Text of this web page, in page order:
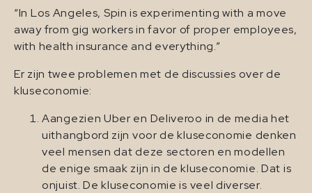
“In Los Angeles, Spin is experimenting with a move
away from gig workers in favor of proper employees,
with health insurance and everything.”
Er zijn twee problemen met de discussies over de
kluseconomie:
Aangezien Uber en Deliveroo in de media het
uithangbord zijn voor de kluseconomie denken
veel mensen dat deze sectoren en modellen
de enige smaak zijn in de kluseconomie. Dat is
onjuist. De kluseconomie is veel diverser.